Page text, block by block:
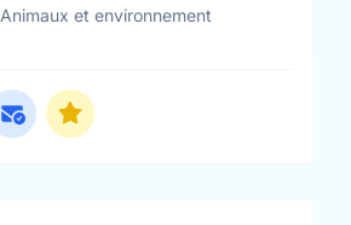
Animaux et environnement